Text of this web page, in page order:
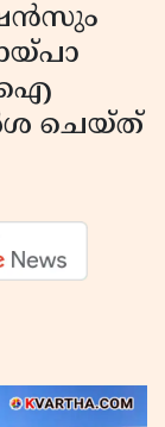
ചെയ്ത്